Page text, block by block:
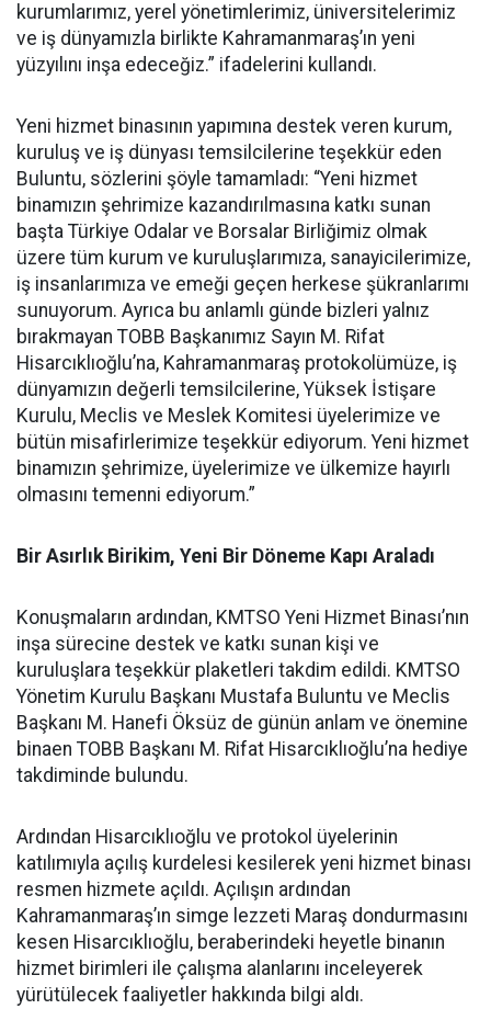
kurumlarımız, yerel yönetimlerimiz, üniversitelerimiz
ve iş dünyamızla birlikte Kahramanmaraş’ın yeni
yüzyılını inşa edeceğiz.” ifadelerini kullandı.
Yeni hizmet binasının yapımına destek veren kurum,
kuruluş ve iş dünyası temsilcilerine teşekkür eden
Buluntu, sözlerini şöyle tamamladı: “Yeni hizmet
binamızın şehrimize kazandırılmasına katkı sunan
başta Türkiye Odalar ve Borsalar Birliğimiz olmak
üzere tüm kurum ve kuruluşlarımıza, sanayicilerimize,
iş insanlarımıza ve emeği geçen herkese şükranlarımı
sunuyorum. Ayrıca bu anlamlı günde bizleri yalnız
bırakmayan TOBB Başkanımız Sayın M. Rifat
Hisarcıklıoğlu’na, Kahramanmaraş protokolümüze, iş
dünyamızın değerli temsilcilerine, Yüksek İstişare
Kurulu, Meclis ve Meslek Komitesi üyelerimize ve
bütün misafirlerimize teşekkür ediyorum. Yeni hizmet
binamızın şehrimize, üyelerimize ve ülkemize hayırlı
olmasını temenni ediyorum.”
Bir Asırlık Birikim, Yeni Bir Döneme Kapı Araladı
Konuşmaların ardından, KMTSO Yeni Hizmet Binası’nın
inşa sürecine destek ve katkı sunan kişi ve
kuruluşlara teşekkür plaketleri takdim edildi. KMTSO
Yönetim Kurulu Başkanı Mustafa Buluntu ve Meclis
Başkanı M. Hanefi Öksüz de günün anlam ve önemine
binaen TOBB Başkanı M. Rifat Hisarcıklıoğlu’na hediye
takdiminde bulundu.
Ardından Hisarcıklıoğlu ve protokol üyelerinin
katılımıyla açılış kurdelesi kesilerek yeni hizmet binası
resmen hizmete açıldı. Açılışın ardından
Kahramanmaraş’ın simge lezzeti Maraş dondurmasını
kesen Hisarcıklıoğlu, beraberindeki heyetle binanın
hizmet birimleri ile çalışma alanlarını inceleyerek
yürütülecek faaliyetler hakkında bilgi aldı.